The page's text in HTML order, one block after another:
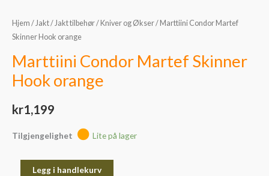
Hjem /Jakt/Jakt tilbehør/ Kniver og Økser/ Marttiini Condor Martef
Skinner Hook orange
Marttiini Condor Martef Skinner
Hook orange
kr1,199
Tilgjengelighet Lite på lager
Legg i handlekurv